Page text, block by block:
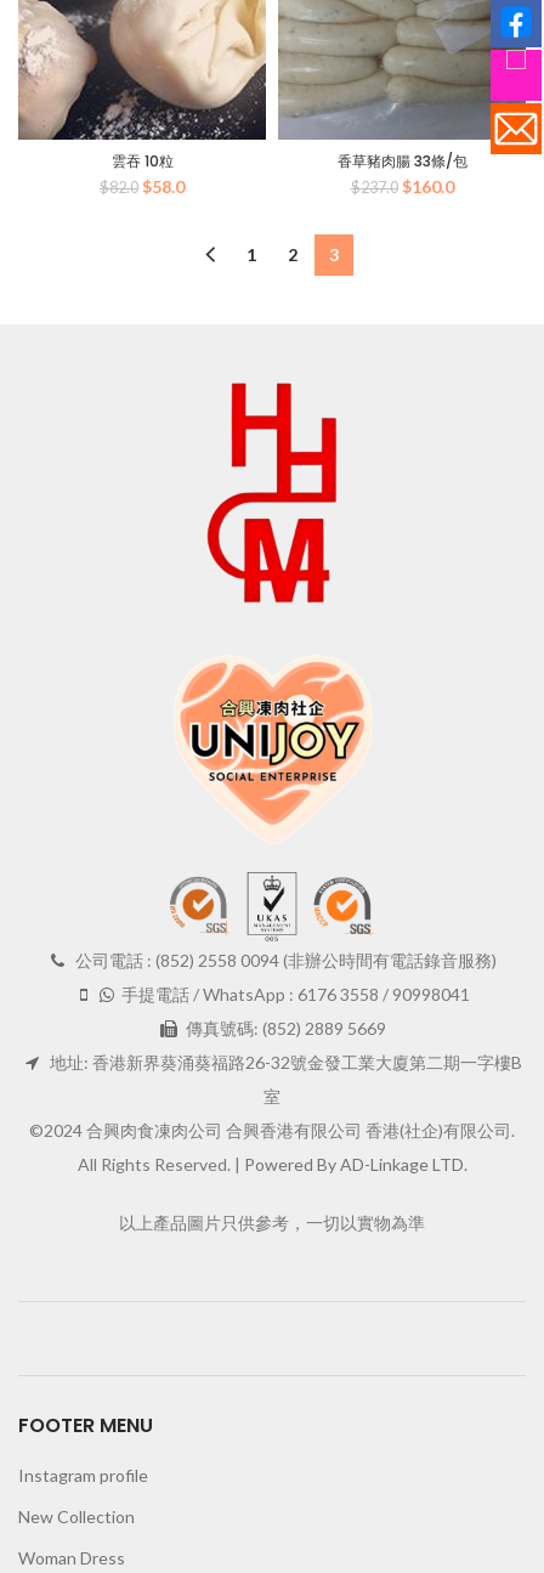
雲吞 10粒
$82.0 原
$58.0目
格：
香草豬肉腸 33條/包
$237.0 原
$160.0目
1 2 3
公司電話 : (852) 2558 0094 (非辦公時間有電話錄音服務)
手提電話 / WhatsApp : 6176 3558 / 90998041
傳真號碼: (852) 2889 5669
地址: 香港新界葵涌葵福路26-32號金發工業大廈第二期一字樓B
室
©2024 合興肉食凍肉公司 合興香港有限公司 香港(社企)有限公司.
All Rights Reserved. | Powered By AD-Linkage LTD.
以上產品圖片只供參考，一切以實物為準
FOOTER MENU
Instagram profile
New Collection
Woman Dress